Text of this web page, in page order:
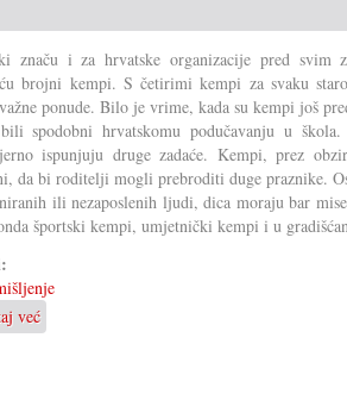
značu i za hrvatske organizacije pred svim
brojni kempi. S četirimi kempi za svaku
ponude. Bilo je vrime, kada su kempi još
spodobni hrvatskomu podučavanju u
ispunjuju druge zadaće. Kempi, prez
da bi roditelji mogli prebroditi duge praznike.
ili nezaposlenih ljudi, dica moraju bar
športski kempi, umjetnički kempi i u
već
Hrvatski